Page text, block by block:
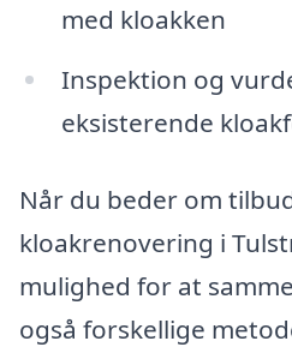
med kloakken
Inspektion og
eksisterende
Når du beder om
kloakrenovering i
mulighed for at
også forskellige